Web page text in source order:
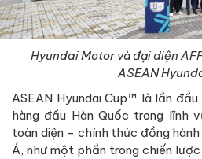
Hyundai Motor và đại diện
ASEAN
ASEAN Hyundai Cup™ là lần
hàng đầu Hàn Quốc trong lĩnh
toàn diện – chính thức đồng
Á, như một phần trong chiến